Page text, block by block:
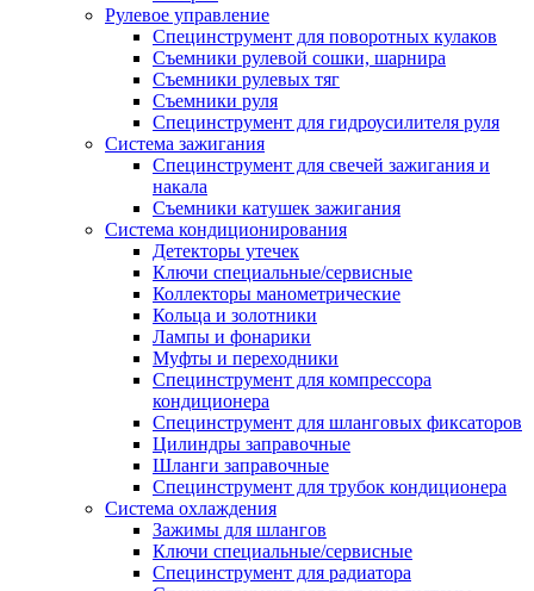
Рулевое управление
Специнструмент для поворотных кулаков
Съемники рулевой сошки, шарнира
Съемники рулевых тяг
Съемники руля
Специнструмент для гидроусилителя руля
Система зажигания
Специнструмент для свечей зажигания и
накала
Съемники катушек зажигания
Система кондиционирования
Детекторы утечек
Ключи специальные/сервисные
Коллекторы манометрические
Кольца и золотники
Лампы и фонарики
Муфты и переходники
Специнструмент для компрессора
кондиционера
Специнструмент для шланговых фиксаторов
Цилиндры заправочные
Шланги заправочные
Специнструмент для трубок кондиционера
Система охлаждения
Зажимы для шлангов
Ключи специальные/сервисные
Специнструмент для радиатора